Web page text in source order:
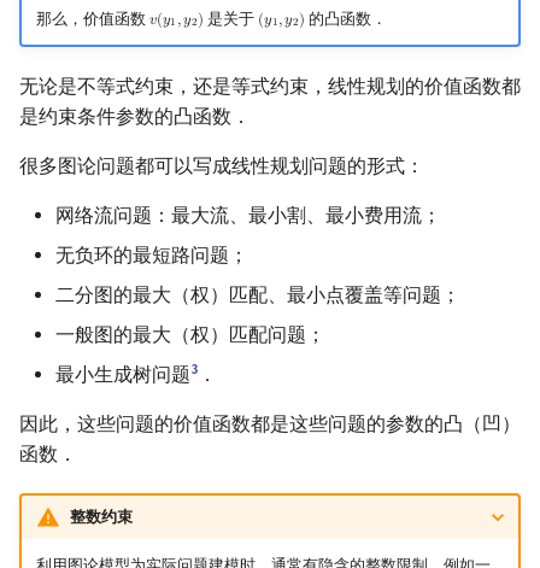
那么，价值函数 𝑣(𝑦1 ,𝑦2)
v(y1 y2) 是关于 (𝑦1,𝑦2)
(y1,y2) 的凸函数．
无论是不等式约束，还是等式约束，线性规划的价值函数都
是约束条件参数的凸函数．
很多图论问题都可以写成线性规划问题的形式：
网络流问题：最大流、最小割、最小费用流；
无负环的最短路问题；
二分图的最大（权）匹配、最小点覆盖等问题；
一般图的最大（权）匹配问题；
最小生成树问题3 ．
因此，这些问题的价值函数都是这些问题的参数的凸（凹）
函数．
整数约束